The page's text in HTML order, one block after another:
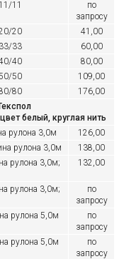
11
по
запросу
20
41,00
33
60,00
40
80,00
50
109,00
80
176,00
белый, круглая нить
рулона 3,0м
126,00
рулона 3,0м
138,00
рулона 3,0м;
132,00
рулона 3,0м;
по
запросу
рулона 5,0м
по
запросу
рулона 5,0м
по
запросу